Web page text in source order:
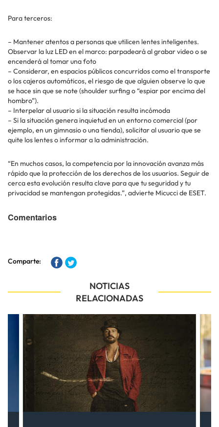
Para terceros:
– Mantener atentos a personas que utilicen lentes inteligentes.
Observar la luz LED en el marco: parpadeará al grabar video o se
encenderá al tomar una foto
– Considerar, en espacios públicos concurridos como el transporte
o los cajeros automáticos, el riesgo de que alguien observe lo que
se hace sin que se note (shoulder surfing o “espiar por encima del
hombro”).
– Interpelar al usuario si la situación resulta incómoda
– Si la situación genera inquietud en un entorno comercial (por
ejemplo, en un gimnasio o una tienda), solicitar al usuario que se
quite los lentes o informar a la administración.
“En muchos casos, la competencia por la innovación avanza más
rápido que la protección de los derechos de los usuarios. Seguir de
cerca esta evolución resulta clave para que tu seguridad y tu
privacidad se mantengan protegidas.”, advierte Micucci de ESET.
Comentarios
Comparte:
NOTICIAS
RELACIONADAS